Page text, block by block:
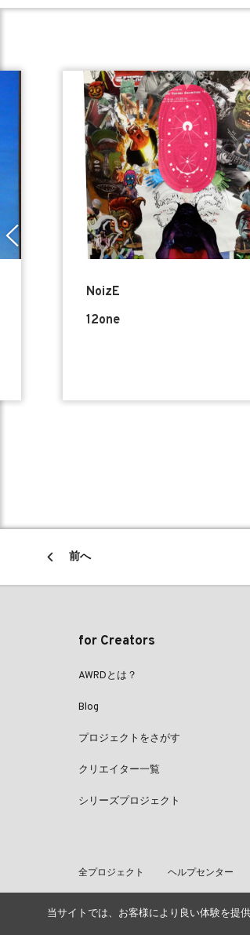
NoizE
12one
前へ
for Creators
AWRDとは？
Blog
プロジェクトをさがす
クリエイター一覧
シリーズプロジェクト
全プロジェクト ヘルプセンター
当サイトでは、お客様により良い体験を提